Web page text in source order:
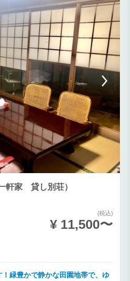
軒家 貸し別荘）
(税込)
¥ 11,500〜
緑豊かで静かな田園地帯で、ゆ